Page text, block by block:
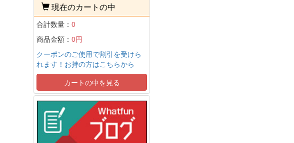
現在のカートの中
合計数量： 0
商品金額： 0円
クーポンのご使用で割引を受けら
れます！お持の方はこちらから
カートの中を見る